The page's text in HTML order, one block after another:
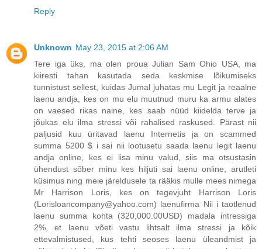
Reply
Unknown May 23, 2015 at 2:06 AM
Tere iga üks, ma olen proua Julian Sam Ohio USA, ma
kiiresti tahan kasutada seda keskmise lõikumiseks
tunnistust sellest, kuidas Jumal juhatas mu Legit ja reaalne
laenu andja, kes on mu elu muutnud muru ka armu alates
on vaesed rikas naine, kes saab nüüd kiidelda terve ja
jõukas elu ilma stressi või rahalised raskused. Pärast nii
paljusid kuu üritavad laenu Internetis ja on scammed
summa 5200 $ i sai nii lootusetu saada laenu legit laenu
andja online, kes ei lisa minu valud, siis ma otsustasin
ühendust sõber minu kes hiljuti sai laenu online, arutleti
küsimus ning meie järeldusele ta rääkis mulle mees nimega
Mr Harrison Loris, kes on tegevjuht Harrison Loris
(Lorisloancompany@yahoo.com) laenufirma Nii i taotlenud
laenu summa kohta (320,000.00USD) madala intressiga
2%, et laenu võeti vastu lihtsalt ilma stressi ja kõik
ettevalmistused, kus tehti seoses laenu üleandmist ja